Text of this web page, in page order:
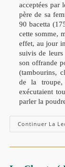
acceptées par
père de sa
90 bacetta
cette somme,
effet, au jour
suivis de leurs
son offrande
(tambourins,
de la
exécutaient
parler la
Continuer La